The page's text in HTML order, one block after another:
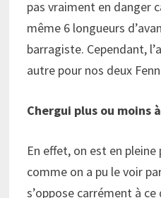
pas vraiment en danger
même 6 longueurs
barragiste. Cependant,
autre pour nos deux
Chergui plus ou moins
En effet, on est en
comme on a pu le voir
s’oppose carrément à ce